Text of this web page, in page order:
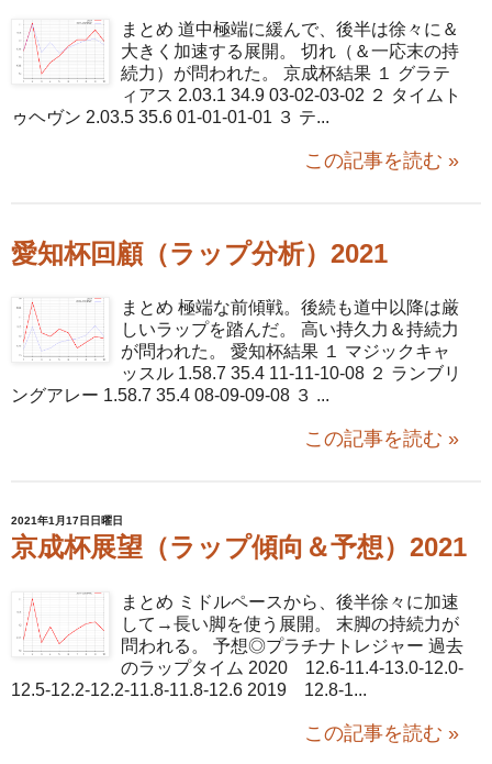
まとめ 道中極端に緩んで、後半は徐々に＆
大きく加速する展開。 切れ（＆一応末の持
続力）が問われた。 京成杯結果 １ グラテ
ィアス 2.03.1 34.9 03-02-03-02 ２ タイムト
ゥヘヴン 2.03.5 35.6 01-01-01-01 ３ テ...
この記事を読む »
愛知杯回顧（ラップ分析）2021
まとめ 極端な前傾戦。後続も道中以降は厳
しいラップを踏んだ。 高い持久力＆持続力
が問われた。 愛知杯結果 １ マジックキャ
ッスル 1.58.7 35.4 11-11-10-08 ２ ランブリ
ングアレー 1.58.7 35.4 08-09-09-08 ３ ...
この記事を読む »
2021年1月17日日曜日
京成杯展望（ラップ傾向＆予想）2021
まとめ ミドルペースから、後半徐々に加速
して→長い脚を使う展開。 末脚の持続力が
問われる。 予想◎プラチナトレジャー 過去
のラップタイム 2020 12.6-11.4-13.0-12.0-
12.5-12.2-12.2-11.8-11.8-12.6 2019 12.8-1...
この記事を読む »